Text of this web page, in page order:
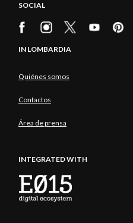
SOCIAL
IN LOMBARDIA
Quiénes somos
Contactos
Área de prensa
INTEGRATED WITH